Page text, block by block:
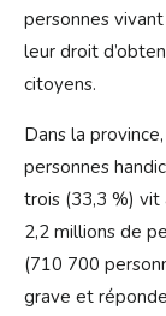
personnes
leur droit
citoyens.
Dans la
personnes
trois (33,3 %) vit
2,2 millions de
(710 700
grave et